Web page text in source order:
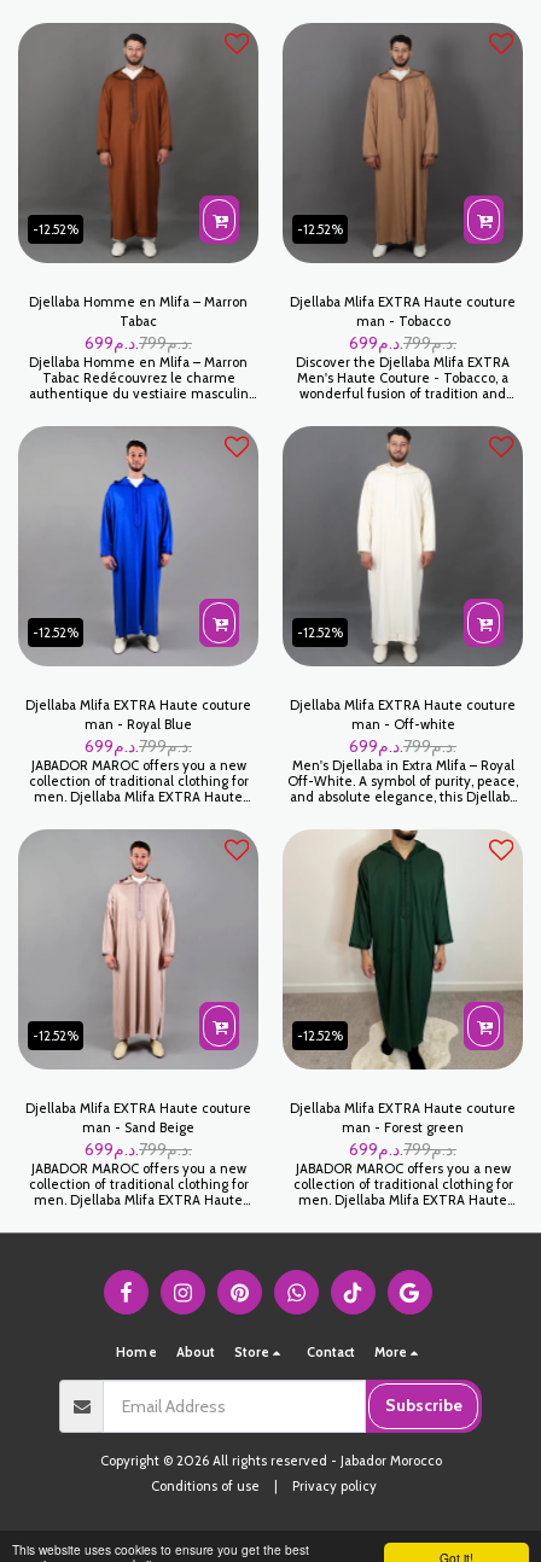
Got it!
This website uses cookies to ensure you get the best
prestige et de sobriété, transforme
cette tenue artisanale en un
véritable vêtement de caractère,
idéal pour l'homme qui exige
distinction et raffinement.
Djellaba en Mlifa Extra Gris Clair. Ce
coloris sobre et épuré est un véritable
classique contemporain, offrant une
allure à la fois lumineuse et
distinguée pour toutes vos occasions.
-12.52%
Djellaba Homme en Mlifa – Marron
Tabac
799 د.م. 699 د.م.
Djellaba Homme en Mlifa – Marron
Tabac Redécouvrez le charme
authentique du vestiaire masculin
Mlifa, une pièce qui conjugue à la
perfection tradition, confort et
distinction. Sa couleur Marron Tabac, à
la fois profonde et chaleureuse, en
fait un vêtement de choix pour
l'homme moderne attaché à ses
racines.
-12.52%
Djellaba Mlifa EXTRA Haute couture
man - Tobacco
799 د.م. 699 د.م.
Discover the Djellaba Mlifa EXTRA
Men's Haute Couture - Tobacco, a
wonderful fusion of tradition and
men's Djellaba stands out with its rich
tobacco color and refined couture
finishes. Designed to offer superior
comfort while maintaining an
authentic style, this piece is an ideal
choice for any special occasion.
Immerse yourself in a world of
sophistication with our Djellaba Mlifa
EXTRA.
-12.52%
Djellaba Mlifa EXTRA Haute couture
man - Royal Blue
799 د.م. 699 د.م.
JABADOR MAROC offers you a new
collection of traditional clothing for
men. Djellaba Mlifa EXTRA Haute
Ramadan or to celebrate your family
occasions. Mlifa Extra fabric Superior
التشكيلة الجديدة للملابس التقليدية لل رجال
والاطفال التي تجمع بين الاصالة والمعاصرة
-12.52%
Djellaba Mlifa EXTRA Haute couture
man - Off-white
799 د.م. 699 د.م.
Men's Djellaba in Extra Mlifa – Royal
Off-White. A symbol of purity, peace,
and absolute elegance, this Djellaba
centerpiece for all your special
occasions. Whether for a religious
ceremony, a wedding, or a formal
reception, this timeless color ensures
a noble appearance and natural
-12.52%
Djellaba Mlifa EXTRA Haute couture
man - Sand Beige
799 د.م. 699 د.م.
JABADOR MAROC offers you a new
collection of traditional clothing for
men. Djellaba Mlifa EXTRA Haute
Ramadan or to celebrate your family
التشكيلة الجديدة للملابس التقليدية لل رجال
والاطفال التي تجمع بين الاصالة والمعاصرة
-12.52%
Djellaba Mlifa EXTRA Haute couture
man - Forest green
799 د.م. 699 د.م.
JABADOR MAROC offers you a new
collection of traditional clothing for
men. Djellaba Mlifa EXTRA Haute
Ramadan or to celebrate your family
التشكيلة الجديدة للملابس التقليدية لل رجال
والاطفال التي تجمع بين الاصالة والمعاصرة
Home About Store Contact More
Subscribe
Copyright © 2026 All rights reserved - Jabador Morocco
Conditions of use | Privacy policy